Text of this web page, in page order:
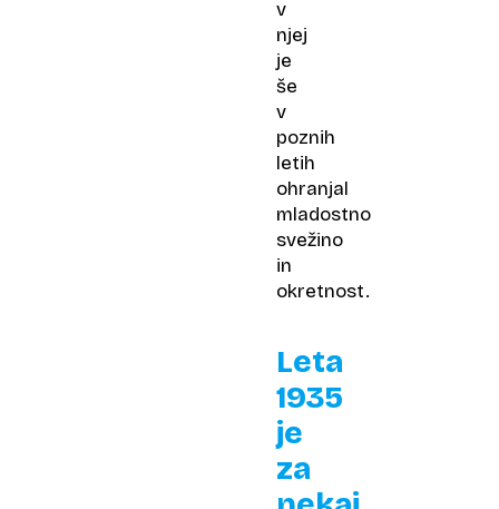
v
njej
je
še
v
poznih
letih
ohranjal
mladostno
svežino
in
okretnost.
Leta
1935
je
za